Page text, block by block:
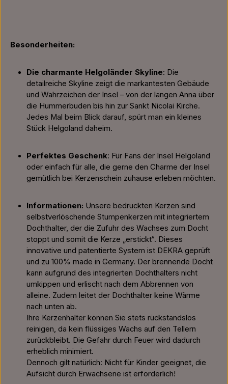
Besonderheiten:
Die charmante Helgoländer Skyline: Die
detailreiche Skyline zeigt die markantesten Gebäude
und Wahrzeichen der Insel – von der langen Anna über
die Hummerbuden bis hin zur Sankt Nicolai Kirche.
Jedes Mal beim Blick darauf, spürt man ein kleines
Stück Helgoland daheim.
Perfektes Geschenk: Für Fans der Insel Helgoland
oder einfach für alle, die gerne den Charme der Insel
gemütlich bei Kerzenschein zuhause erleben möchten.
Informationen: Unsere bedruckten Kerzen sind
selbstverlöschende Stumpenkerzen mit integriertem
Dochthalter, der die Zufuhr des Wachses zum Docht
stoppt und somit die Kerze „erstickt“. Dieses
innovative und patentierte System ist DEKRA geprüft
und zu 100% made in Germany. Der brennende Docht
kann aufgrund des integrierten Dochthalters nicht
umkippen und erlischt nach dem Abbrennen von
alleine. Zudem leitet der Dochthalter keine Wärme
nach unten ab.
Ihre Kerzenhalter können Sie stets rückstandslos
reinigen, da kein flüssiges Wachs auf den Tellern
zurückbleibt. Die Gefahr durch Feuer wird dadurch
erheblich minimiert.
Dennoch gilt natürlich: Nicht für Kinder geeignet, die
Aufsicht durch Erwachsene ist erforderlich!